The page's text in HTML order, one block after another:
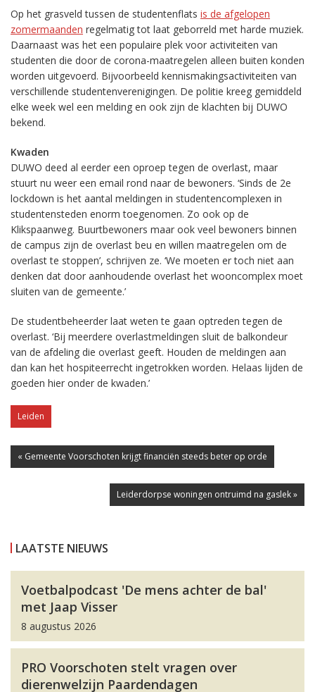
Op het grasveld tussen de studentenflats is de afgelopen
zomermaanden regelmatig tot laat geborreld met harde muziek.
Daarnaast was het een populaire plek voor activiteiten van
studenten die door de corona-maatregelen alleen buiten konden
worden uitgevoerd. Bijvoorbeeld kennismakingsactiviteiten van
verschillende studentenverenigingen. De politie kreeg gemiddeld
elke week wel een melding en ook zijn de klachten bij DUWO
bekend.
Kwaden
DUWO deed al eerder een oproep tegen de overlast, maar
stuurt nu weer een email rond naar de bewoners. ‘Sinds de 2e
lockdown is het aantal meldingen in studentencomplexen in
studentensteden enorm toegenomen. Zo ook op de
Klikspaanweg. Buurtbewoners maar ook veel bewoners binnen
de campus zijn de overlast beu en willen maatregelen om de
overlast te stoppen’, schrijven ze. ‘We moeten er toch niet aan
denken dat door aanhoudende overlast het wooncomplex moet
sluiten van de gemeente.’
De studentbeheerder laat weten te gaan optreden tegen de
overlast. ‘Bij meerdere overlastmeldingen sluit de balkondeur
van de afdeling die overlast geeft. Houden de meldingen aan
dan kan het hospiteerrecht ingetrokken worden. Helaas lijden de
goeden hier onder de kwaden.’
Leiden
« Gemeente Voorschoten krijgt financiën steeds beter op orde
Leiderdorpse woningen ontruimd na gaslek »
LAATSTE NIEUWS
Voetbalpodcast 'De mens achter de bal'
met Jaap Visser
8 augustus 2026
PRO Voorschoten stelt vragen over
dierenwelzijn Paardendagen